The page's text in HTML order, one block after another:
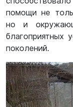
помощи не
но и
благоприятных
поколений.